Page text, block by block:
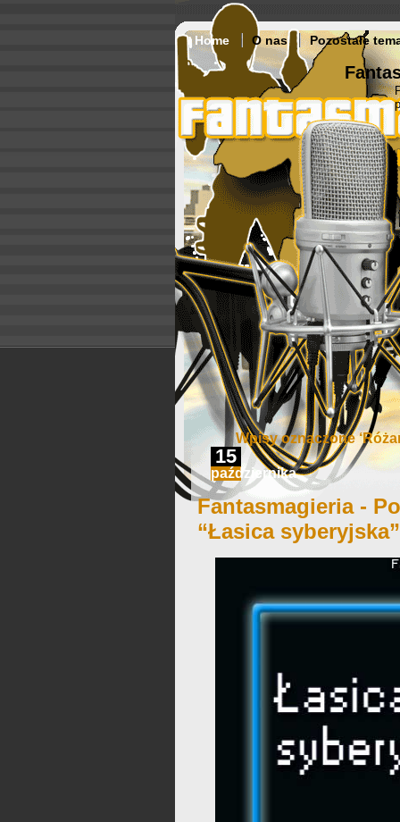
Home O nas Pozostałe
Wpisy oznaczone
15
października
Fantasmagieria -
“Łasica syberyjska”